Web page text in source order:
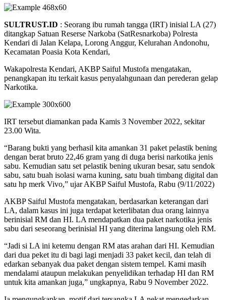
SULTRUST.ID : Seorang ibu rumah tangga (IRT) inisial LA (27)
ditangkap Satuan Reserse Narkoba (SatResnarkoba) Polresta
Kendari di Jalan Kelapa, Lorong Anggur, Kelurahan Andonohu,
Kecamatan Poasia Kota Kendari,
Wakapolresta Kendari, AKBP Saiful Mustofa mengatakan,
penangkapan itu terkait kasus penyalahgunaan dan perederan gelap
Narkotika.
IRT tersebut diamankan pada Kamis 3 November 2022, sekitar
23.00 Wita.
“Barang bukti yang berhasil kita amankan 31 paket pelastik bening
dengan berat bruto 22,46 gram yang di duga berisi narkotika jenis
sabu. Kemudian satu set pelastik bening ukuran besar, satu sendok
sabu, satu buah isolasi warna kuning, satu buah timbang digital dan
satu hp merk Vivo,” ujar AKBP Saiful Mustofa, Rabu (9/11/2022)
AKBP Saiful Mustofa mengatakan, berdasarkan keterangan dari
LA, dalam kasus ini juga terdapat keterlibatan dua orang lainnya
berinisial RM dan HI. LA mendapatkan dua paket narkotika jenis
sabu dari seseorang berinisial HI yang diterima langsung oleh RM.
“Jadi si LA ini ketemu dengan RM atas arahan dari HI. Kemudian
dari dua peket itu di bagi lagi menjadi 33 paket kecil, dan telah di
edarkan sebanyak dua paket dengan sistem tempel. Kami masih
mendalami ataupun melakukan penyelidikan terhadap HI dan RM
untuk kita amankan juga,” ungkapnya, Rabu 9 November 2022.